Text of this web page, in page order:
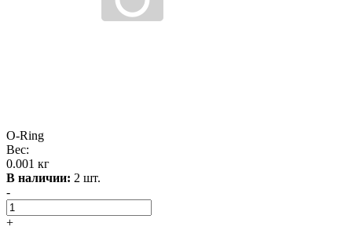
O-Ring
Вес:
0.001 кг
В наличии: 2 шт.
-
+